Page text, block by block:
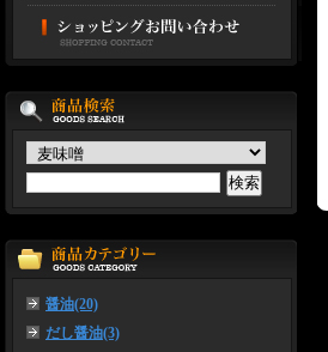
醤油(20)
だし醤油(3)